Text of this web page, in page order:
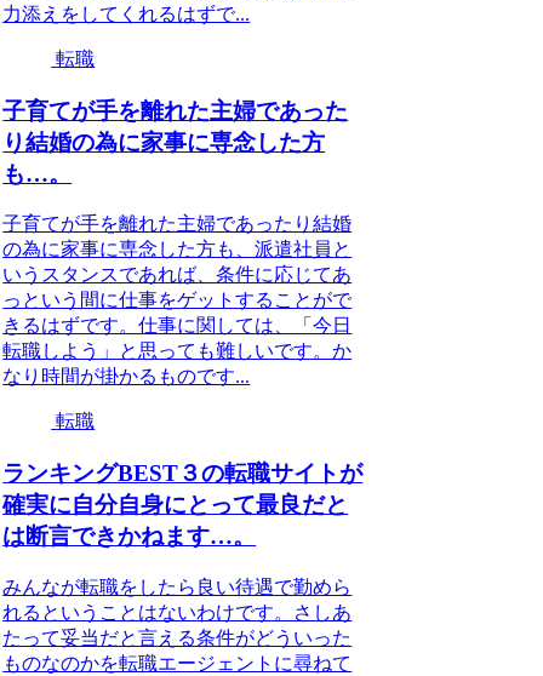
力添えをしてくれるはずで...
転職
子育てが手を離れた主婦であった
り結婚の為に家事に専念した方
も…。
子育てが手を離れた主婦であったり結婚
の為に家事に専念した方も、派遣社員と
いうスタンスであれば、条件に応じてあ
っという間に仕事をゲットすることがで
きるはずです。仕事に関しては、「今日
転職しよう」と思っても難しいです。か
なり時間が掛かるものです...
転職
ランキングBEST３の転職サイトが
確実に自分自身にとって最良だと
は断言できかねます…。
みんなが転職をしたら良い待遇で勤めら
れるということはないわけです。さしあ
たって妥当だと言える条件がどういった
ものなのかを転職エージェントに尋ねて